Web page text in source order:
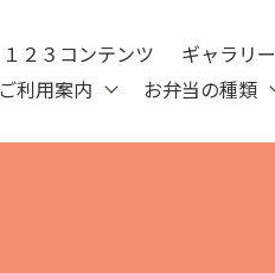
ご利用案内 お弁当の種類
１２３コンテンツ ギャラリー